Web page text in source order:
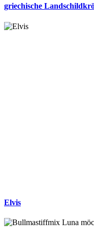
griechische
Elvis